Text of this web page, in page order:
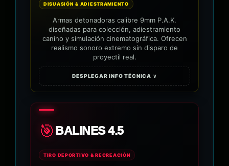
DISUASIÓN & ADIESTRAMIENTO
Armas detonadoras calibre 9mm P.A.K.
diseñadas para colección, adiestramiento
canino y simulación cinematográfica. Ofrecen
realismo sonoro extremo sin disparo de
proyectil real.
DESPLEGAR INFO TÉCNICA ∨
🎯 BALINES 4.5
TIRO DEPORTIVO & RECREACIÓN